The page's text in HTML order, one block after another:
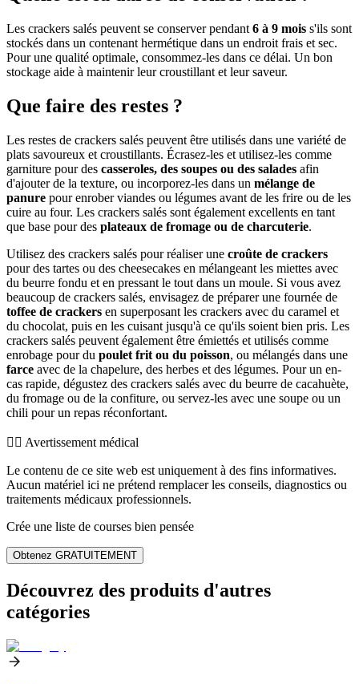
Les crackers salés peuvent se conserver pendant 6 à 9 mois s'ils sont
stockés dans un contenant hermétique dans un endroit frais et sec.
Pour une qualité optimale, consommez-les dans ce délai. Un bon
stockage aide à maintenir leur croustillant et leur saveur.
Que faire des restes ?
Les restes de crackers salés peuvent être utilisés dans une variété de
plats savoureux et croustillants. Écrasez-les et utilisez-les comme
garniture pour des casseroles, des soupes ou des salades afin
d'ajouter de la texture, ou incorporez-les dans un mélange de
panure pour enrober viandes ou légumes avant de les frire ou de les
cuire au four. Les crackers salés sont également excellents en tant
que base pour des plateaux de fromage ou de charcuterie.
Utilisez des crackers salés pour réaliser une croûte de crackers
pour des tartes ou des cheesecakes en mélangeant les miettes avec
du beurre fondu et en pressant le tout dans un moule. Si vous avez
beaucoup de crackers salés, envisagez de préparer une fournée de
toffee de crackers en superposant les crackers avec du caramel et
du chocolat, puis en les cuisant jusqu'à ce qu'ils soient bien pris. Les
crackers salés peuvent également être émiettés et utilisés comme
enrobage pour du poulet frit ou du poisson, ou mélangés dans une
farce avec de la chapelure, des herbes et des légumes. Pour un en-
cas rapide, dégustez des crackers salés avec du beurre de cacahuète,
du fromage ou de la confiture, ou servez-les avec une soupe ou un
chili pour un repas réconfortant.
👨‍⚕️️ Avertissement médical
Le contenu de ce site web est uniquement à des fins informatives.
Aucun matériel ici ne prétend remplacer les conseils, diagnostics ou
traitements médicaux professionnels.
Crée une liste de courses bien pensée
Obtenez GRATUITEMENT
Découvrez des produits d'autres
catégories